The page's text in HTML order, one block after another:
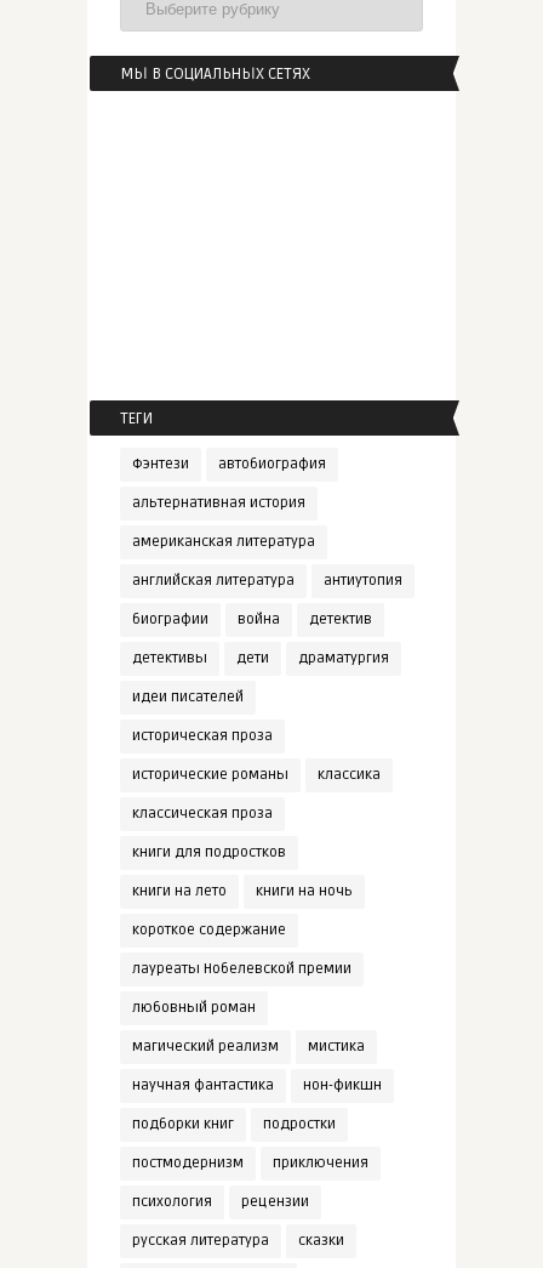
МЫ В СОЦИАЛЬНЫХ СЕТЯХ
ТЕГИ
Фэнтези автобиография
альтернативная история
американская литература
английская литература антиутопия
биографии война детектив
детективы дети драматургия
идеи писателей
историческая проза
исторические романы классика
классическая проза
книги для подростков
книги на лето книги на ночь
короткое содержание
лауреаты Нобелевской премии
любовный роман
магический реализм мистика
научная фантастика нон-фикшн
подборки книг подростки
постмодернизм приключения
психология рецензии
русская литература сказки